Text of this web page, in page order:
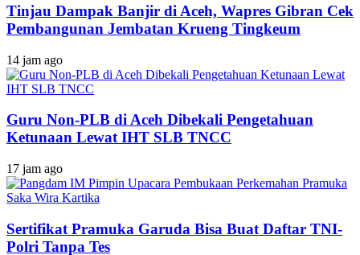
Tinjau Dampak Banjir di Aceh, Wapres Gibran Cek
Pembangunan Jembatan Krueng Tingkeum
14 jam ago
Guru Non-PLB di Aceh Dibekali Pengetahuan
Ketunaan Lewat IHT SLB TNCC
17 jam ago
Sertifikat Pramuka Garuda Bisa Buat Daftar TNI-
Polri Tanpa Tes